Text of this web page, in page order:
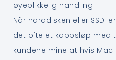
øyeblikkelig handling
Når harddisken eller SSD-
det ofte et kappsløp med
kundene mine at hvis